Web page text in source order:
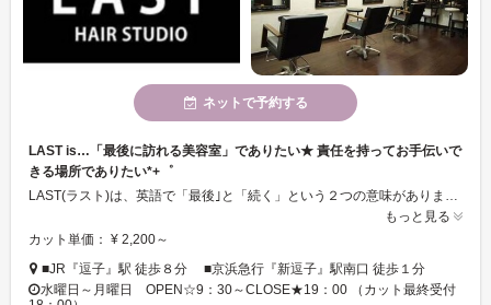
ネットで予約する
LAST is…「最後に訪れる美容室」でありたい★ 責任を持ってお手伝いで
きる場所でありたい*+゜
LAST(ラスト)は、英語で「最後｣と「続く」という２つの意味があります。お客様にとって、たくさんある美容室の中で、「最後に訪れる美容室」でありたい☆と思うのと同時に、お客様の美しさが、いつまでも変わりなく「継続する」事を責任を持って、お手伝いできる場所でありたい☆と考え、名付けられました♪
もっと見る
カット単価： ¥ 2,200～
■JR『逗子』駅 徒歩８分 ■京浜急行『新逗子』駅南口 徒歩１分
水曜日～月曜日 OPEN☆9：30～CLOSE★19：00 （カット最終受付